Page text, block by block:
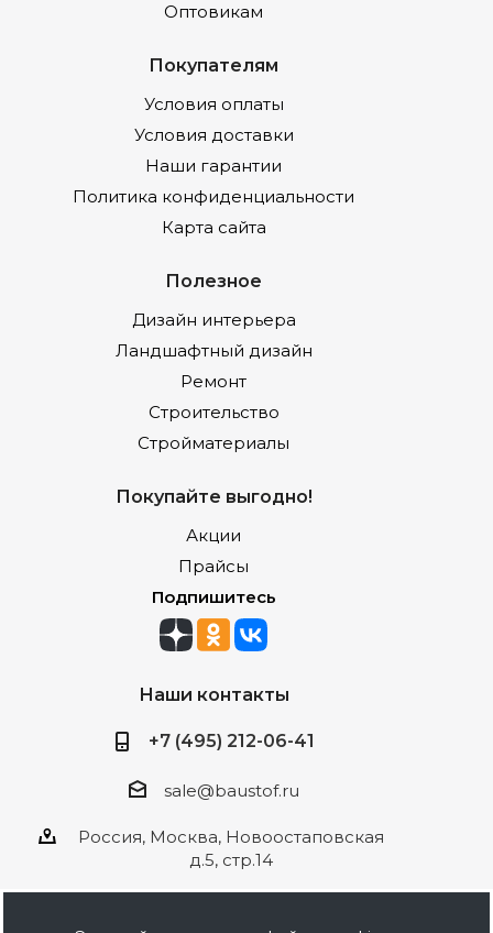
Оптовикам
Покупателям
Условия оплаты
Условия доставки
Наши гарантии
Политика конфиденциальности
Карта сайта
Полезное
Дизайн интерьера
Ландшафтный дизайн
Ремонт
Строительство
Стройматериалы
Покупайте выгодно!
Акции
Прайсы
Подпишитесь
Наши контакты
+7 (495) 212-06-41
sale@baustof.ru
Россия, Москва, Новоостаповская
д.5, стр.14